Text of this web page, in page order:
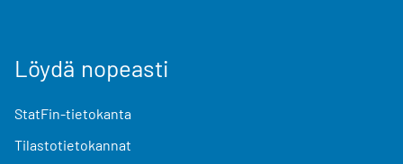
Löydä nopeasti
StatFin-tietokanta
Tilastotietokannat